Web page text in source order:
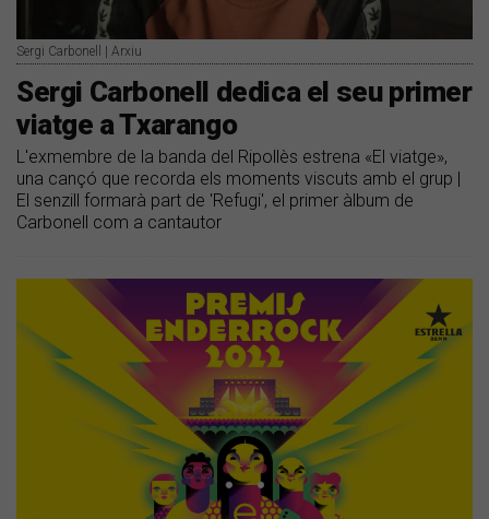
Sergi Carbonell | Arxiu
Sergi Carbonell dedica el seu primer
viatge a Txarango
L'exmembre de la banda del Ripollès estrena «El viatge»,
una cançó que recorda els moments viscuts amb el grup |
El senzill formarà part de 'Refugi', el primer àlbum de
Carbonell com a cantautor